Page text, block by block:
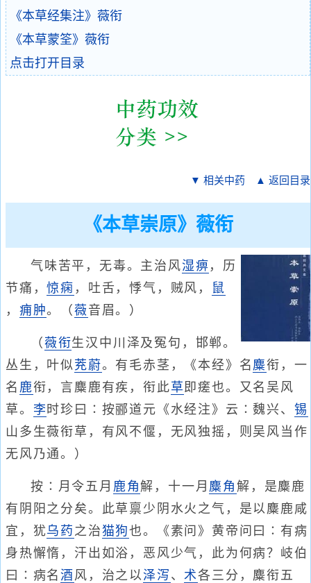
《本草经集注》薇衔
《本草蒙筌》薇衔
点击打开目录
▼ 相关中药 ▲ 返回目录
《本草崇原》薇衔
气味苦平，无毒。主治风湿痹 ，历
节痛，惊痫 ，吐舌，悸气，贼风， 鼠
， 痈肿。（薇 音眉。）
（ 薇衔生汉中川泽及冤句，邯郸。
丛生，叶似茺蔚。有毛赤茎，《本经》名 麋衔，一
名 鹿衔，言麋鹿有疾，衔此草即瘥也。又名吴风
草。 李时珍曰∶按郦道元《水经注》云∶魏兴、 锡
山多生薇衔草，有风不偃，无风独摇，则吴风当作
无风乃通。）
按∶月令五月 鹿角解，十一月 麋角解，是麋鹿
有阴阳之分矣。此草禀少阴水火之气，是以麋鹿咸
宜，犹乌药 之治猫狗也。《素问》黄帝问曰∶有病
身热懈惰，汗出如浴，恶风少气，此为何病？岐伯
曰∶病名酒 风，治之以 泽泻 、术各三分，麋衔五